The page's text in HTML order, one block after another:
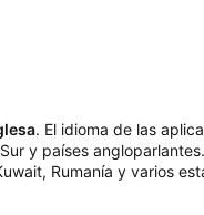
. El idioma de las
y países
Rumanía y varios